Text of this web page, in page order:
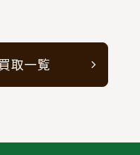
取一覧